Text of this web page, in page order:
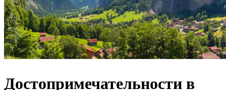
Достопримечательности в